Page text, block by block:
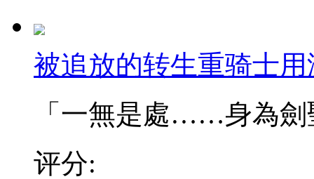
被追放的转生重骑士
「一無是處……身為劍
评分: